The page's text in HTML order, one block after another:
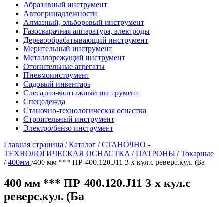
Абразивный инструмент
Автопринадлежности
Алмазный, эльборовый инструмент
Газосварачная аппаратура, электроды
Деревообрабатывающий инструмент
Мерительный инструмент
Металлорежущий инструмент
Отопительные агрегаты
Пневмоинструмент
Садовый инвентарь
Слесарно-монтажный инструмент
Спецодежда
Станочно-технологическая оснастка
Строительный инструмент
Электро/бензо инструмент
Главная страница / Каталог / СТАНОЧНО -
ТЕХНОЛОГИЧЕСКАЯ ОСНАСТКА / ПАТРОНЫ / Токарные
/ 400мм /400 мм *** ПР-400.120.J11 3-х кул.с реверс.кул. (Ба
400 мм *** ПР-400.120.J11 3-х кул.с
реверс.кул. (Ба